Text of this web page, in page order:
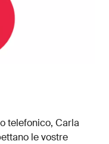
telefonico, Carla
le vostre